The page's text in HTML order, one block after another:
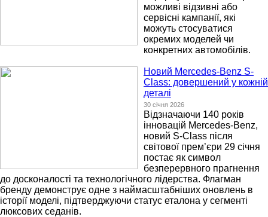
можливі відзивні або
сервісні кампанії, які
можуть стосуватися
окремих моделей чи
конкретних автомобілів.
Новий Mercedes-Benz S-
Class: довершений у кожній
деталі
30 січня 2026
Відзначаючи 140 років
інновацій Mercedes-Benz,
новий S-Class після
світової прем’єри 29 січня
постає як символ
безперервного прагнення
до досконалості та технологічного лідерства. Флагман
бренду демонструє одне з наймасштабніших оновлень в
історії моделі, підтверджуючи статус еталона у сегменті
люксових седанів.